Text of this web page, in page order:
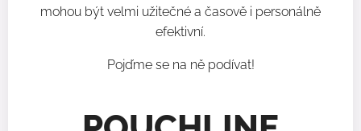
mohou být velmi užitečné a časově i personálně
efektivní.
Pojďme se na ně podívat!